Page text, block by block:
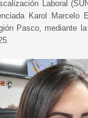
Laboral
Karol Marcelo
Pasco, mediante